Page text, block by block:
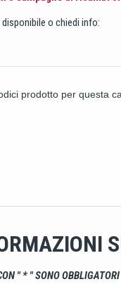
o chiedi info:
prodotto per questa
" * " SONO OBBLIGATORI